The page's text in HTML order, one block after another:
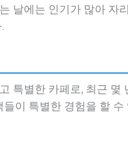
날에는 인기가 많아
특별한 카페로, 최근
이 특별한 경험을 할